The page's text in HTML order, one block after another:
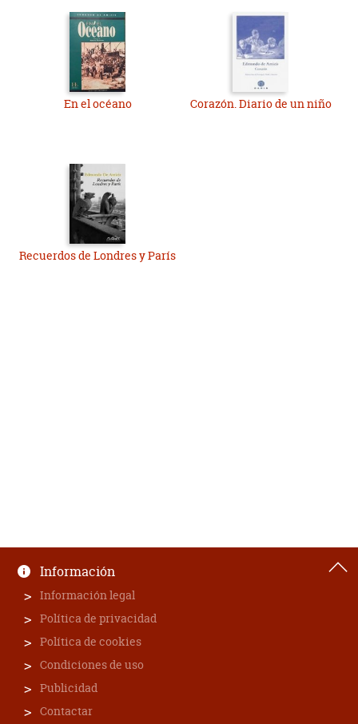
En el océano Corazón. Diario de un niño
Recuerdos de Londres y París
Información
Información legal
Política de privacidad
Política de cookies
Condiciones de uso
Publicidad
Contactar